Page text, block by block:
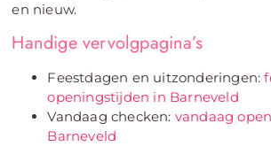
en nieuw.
Handige vervolgpagina’s
Feestdagen en uitzonderingen:
openingstijden in Barneveld
Vandaag checken: vandaag
Barneveld